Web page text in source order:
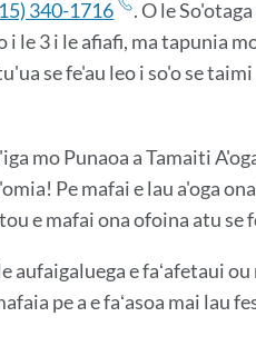
340-1716 .O le
i le 3 i le afiafi, ma tapunia
se fe'au leo ​​i so'o se taimi
mo Punaoa a Tamaiti
Pe mafai e lau a'oga
e mafai ona ofoina atu se
aufaigaluega e faʻafetaui
pe a e faʻasoa mai lau